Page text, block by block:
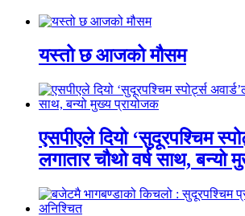
यस्तो छ आजको मौसम
एसपीएले दियो ‘सुदूरपश्चिम
लगातार चौथो वर्ष साथ, बन्यो